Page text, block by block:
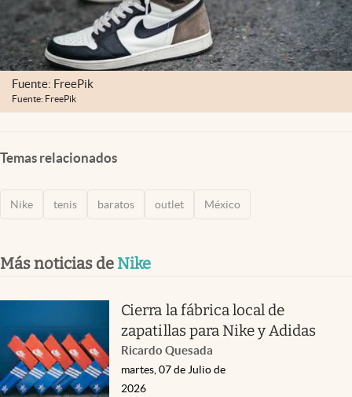
Fuente: FreePik
Fuente: FreePik
Temas relacionados
Nike tenis baratos outlet México
Más noticias de Nike
Cierra la fábrica local de
zapatillas para Nike y Adidas
Ricardo Quesada
martes, 07 de Julio de
2026